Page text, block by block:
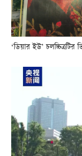
‘ডিয়ার ইউ’ চলচ্চিত্রটির